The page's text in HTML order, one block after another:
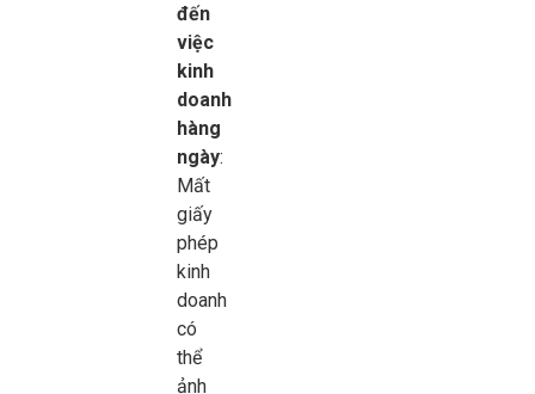
đến
việc
kinh
doanh
hàng
ngày:
Mất
giấy
phép
kinh
doanh
có
thể
ảnh